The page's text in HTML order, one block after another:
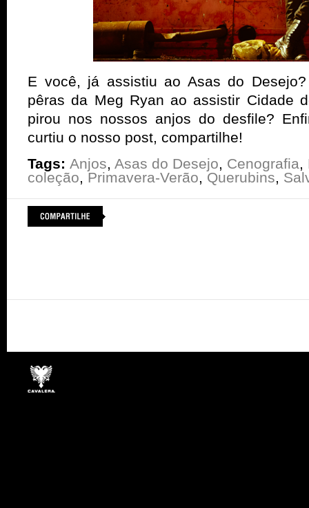
E você, já assistiu ao Asas do
pêras da Meg Ryan ao assistir Cidade
pirou nos nossos anjos do desfile?
curtiu o nosso post, compartilhe!
Tags: Anjos, Asas do Desejo, Cenografia,
coleção, Primavera-Verão, Querubins,